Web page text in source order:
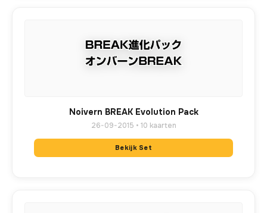
Noivern BREAK Evolution Pack
26-09-2015 • 10 kaarten
Bekijk Set